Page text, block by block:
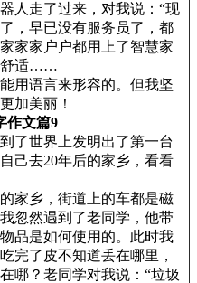
人走了过来，对我说：“现
，早已没有服务员了，都
家家户户都用上了智慧家
舒适……
用语言来形容的。但我坚
加美丽！
作文篇9
了世界上发明出了第一台
己去20年后的家乡，看看
家乡，街道上的车都是磁
忽然遇到了老同学，他带
品是如何使用的。此时我
完了皮不知道丢在哪里，
哪？老同学对我说：“垃圾